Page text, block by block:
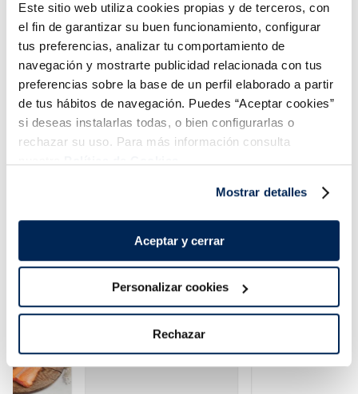
Este sitio web utiliza cookies propias y de terceros, con
el fin de garantizar su buen funcionamiento, configurar
tus preferencias, analizar tu comportamiento de
navegación y mostrarte publicidad relacionada con tus
preferencias sobre la base de un perfil elaborado a partir
de tus hábitos de navegación. Puedes “Aceptar cookies”
si deseas instalarlas todas, o bien configurarlas o
rechazar su uso. Para más información consulta
Mostrar detalles
Aceptar y cerrar
Personalizar cookies
Rechazar
Croquetas de cocido
2,99 €
Añadir
Mini empanadillas de
2,49 €
Añadir
¡Combínalo y hazte un menú de 10!